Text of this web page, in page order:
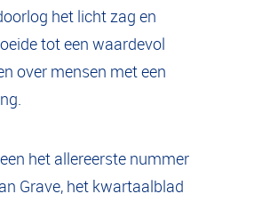
het licht zag en
tot een waardevol
over mensen met een
het allereerste nummer
Grave, het kwartaalblad